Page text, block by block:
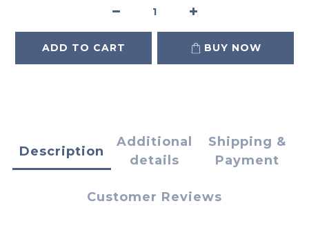
ADD TO CART BUY NOW
Description
Additional
details
Shipping &
Payment
Customer Reviews